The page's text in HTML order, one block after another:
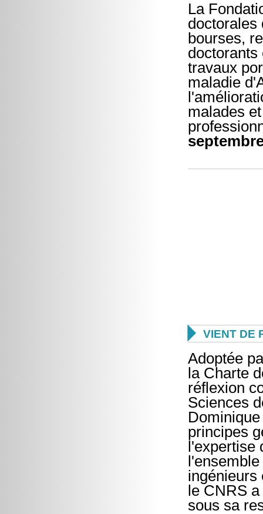
La
doctorales
bourses,
doctorants
travaux
maladie
malades
 VIENT DE
Adoptée
la Charte
réflexion
Sciences
principes
l'expertise
ingénieurs
le CNRS
sous sa